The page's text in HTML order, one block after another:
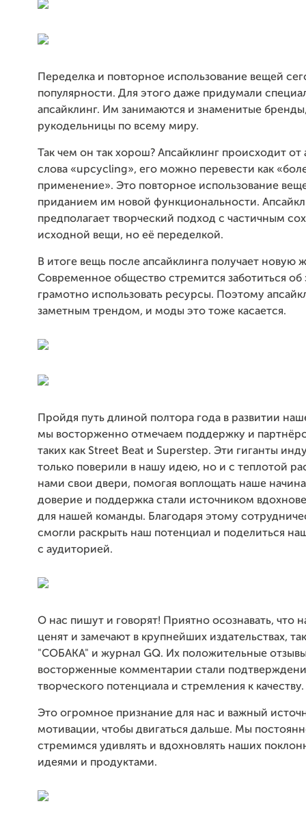
Переделка и повторное использование вещей
популярности. Для этого даже придумали
апсайклинг. Им занимаются и знаменитые
рукодельницы по всему миру.
Так чем он так хорош? Апсайклинг происходит от
слова «upcycling», его можно перевести как
применение». Это повторное использование
приданием им новой функциональности.
предполагает творческий подход с частичным
исходной вещи, но её переделкой.
В итоге вещь после апсайклинга получает новую
Современное общество стремится заботиться об
грамотно использовать ресурсы. Поэтому
заметным трендом, и моды это тоже касается.
Пройдя путь длиной полтора года в развитии
мы восторженно отмечаем поддержку и
таких как Street Beat и Superstep. Эти гиганты
только поверили в нашу идею, но и с теплотой
нами свои двери, помогая воплощать наше
доверие и поддержка стали источником
для нашей команды. Благодаря этому
смогли раскрыть наш потенциал и поделиться
с аудиторией.
О нас пишут и говорят! Приятно осознавать, что
ценят и замечают в крупнейших издательствах,
"СОБАКА" и журнал GQ. Их положительные
восторженные комментарии стали
творческого потенциала и стремления к качеству.
Это огромное признание для нас и важный
мотивации, чтобы двигаться дальше. Мы
стремимся удивлять и вдохновлять наших
идеями и продуктами.